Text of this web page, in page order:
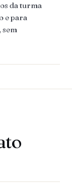
da turma
e para
sem